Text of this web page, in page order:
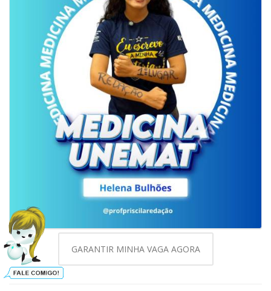
GARANTIR MINHA VAGA AGORA